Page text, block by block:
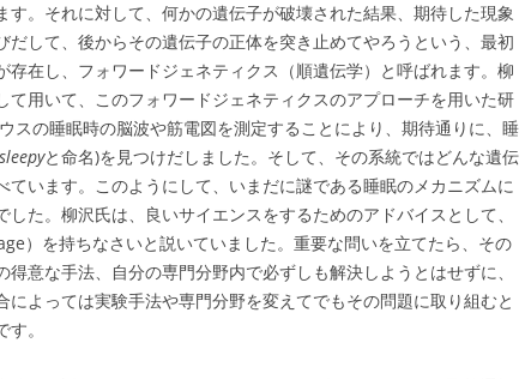
す。それに対して、何かの遺伝子が破壊された結果、期待した現象
だして、後からその遺伝子の正体を突き止めてやろうという、最初
存在し、フォワードジェネティクス（順遺伝学）と呼ばれます。柳
て用いて、このフォワードジェネティクスのアプローチを用いた研
スの睡眠時の脳波や筋電図を測定することにより、期待通りに、睡
sleepyと命名)を見つけだしました。そして、その系統ではどんな遺伝
ています。このようにして、いまだに謎である睡眠のメカニズムに
た。柳沢氏は、良いサイエンスをするためのアドバイスとして、
）を持ちなさいと説いていました。重要な問いを立てたら、その
意な手法、自分の専門分野内で必ずしも解決しようとはせずに、
によっては実験手法や専門分野を変えてでもその問題に取り組むと
。